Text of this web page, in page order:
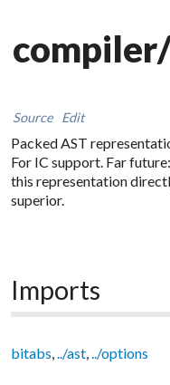
Source Edit
Packed AST
For IC support. Far
this representation
superior.
Imports
bitabs,../ast,../options